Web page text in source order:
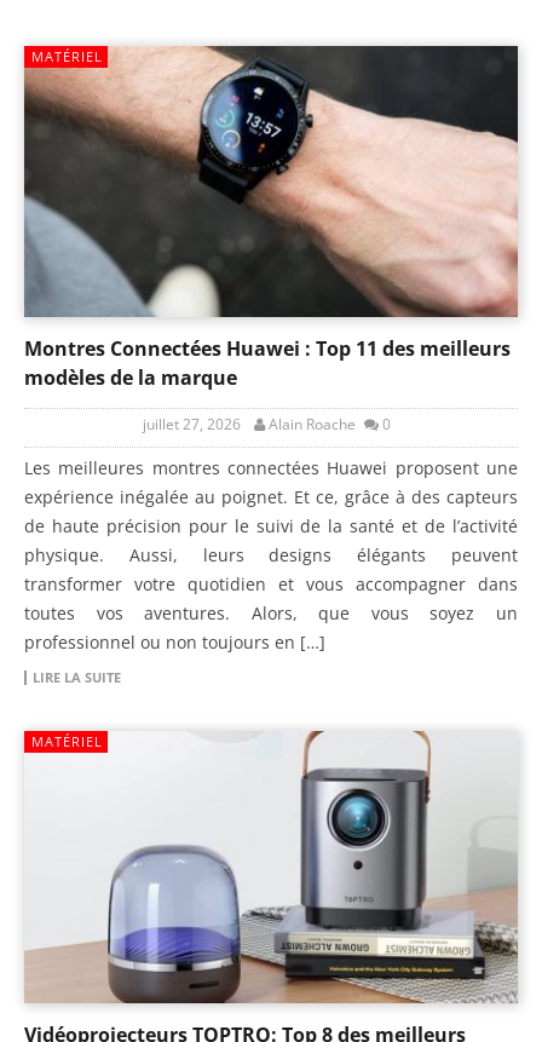
MATÉRIEL
Montres Connectées Huawei : Top 11 des meilleurs
modèles de la marque
juillet 27, 2026 Alain Roache 0
Les meilleures montres connectées Huawei proposent une
expérience inégalée au poignet. Et ce, grâce à des capteurs
de haute précision pour le suivi de la santé et de l’activité
physique. Aussi, leurs designs élégants peuvent
transformer votre quotidien et vous accompagner dans
toutes vos aventures. Alors, que vous soyez un
professionnel ou non toujours en […]
LIRE LA SUITE
MATÉRIEL
Vidéoprojecteurs TOPTRO: Top 8 des meilleurs